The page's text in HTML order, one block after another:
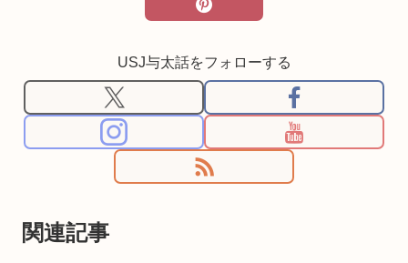
USJ与太話をフォローする
関連記事